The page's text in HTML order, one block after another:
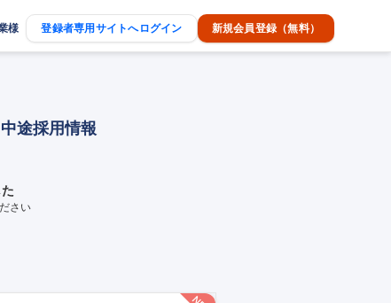
様 登録者専用サイトへログイン 新規会員登録（無料）
途採用情報
さい